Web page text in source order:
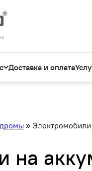
Доставка и оплата
» Электромобили
на